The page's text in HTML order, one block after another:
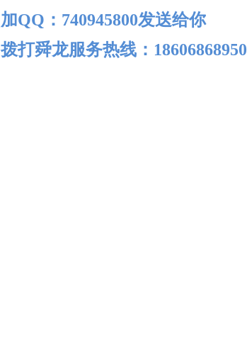
加QQ：740945800发送给你
拨打舜龙服务热线：18606868950